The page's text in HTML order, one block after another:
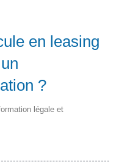
en leasing
?
légale et